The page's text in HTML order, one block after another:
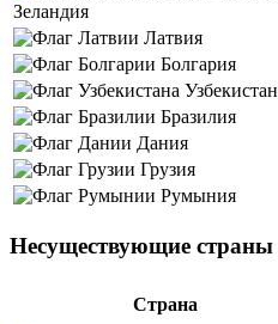
Зеландия
Латвия
Болгария
Узбекистан
Бразилия
Дания
Грузия
Румыния
Несуществующие страны
Страна